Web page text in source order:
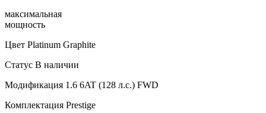
максимальная
мощность
Цвет Platinum Graphite
Статус В наличии
Модификация 1.6 6AT (128 л.с.) FWD
Комплектация Prestige